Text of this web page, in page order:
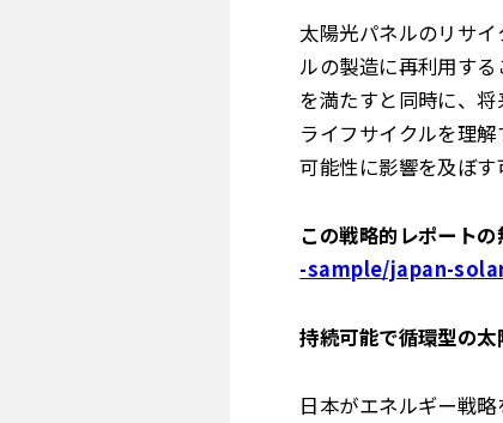
太陽光パネルのリサ
ルの製造に再利用す
を満たすと同時に、
ライフサイクルを理
可能性に影響を及ぼす
この戦略的レポート
-sample/japan-
持続可能で循環型の
日本がエネルギー戦